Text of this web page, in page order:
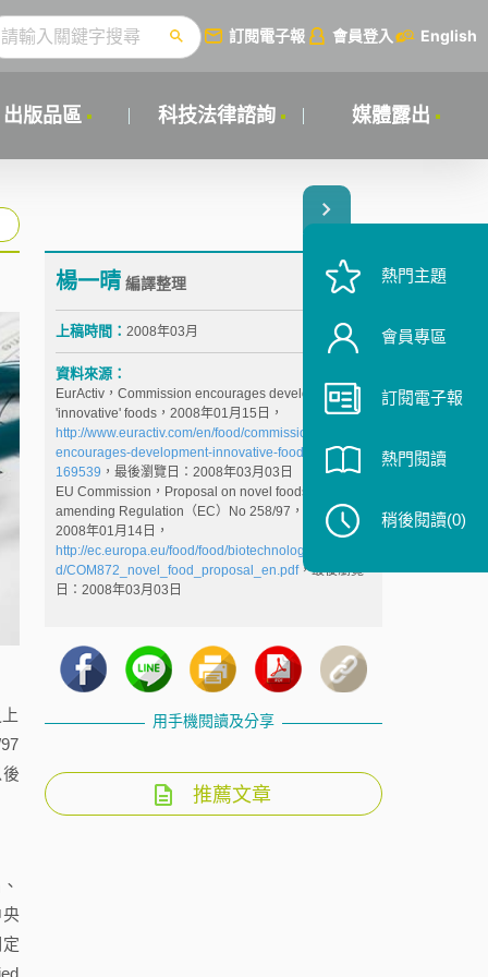
訂閱電子報 會員登入 English
出版品區 科技法律諮詢 媒體露出
楊一晴編譯整理
上稿時間： 2008年03月
資料來源：
EurActiv，Commission encourages development of
'innovative' foods，2008年01月15日，
http://www.euractiv.com/en/food/commission-
encourages-development-innovative-foods/article-
169539 ，最後瀏覽日：2008年03月03日
EU Commission，Proposal on novel foods and
amending Regulation（EC）No 258/97，Brussels，
2008年01月14日，
http://ec.europa.eu/food/food/biotechnology/novelfoo
d/COM872_novel_food_proposal_en.pdf，最後瀏覽
日：2008年03月03日
用手機閱讀及分享
推薦文章
熱門主題
會員專區
訂閱電子報
熱門閱讀
稍後閱讀(0)